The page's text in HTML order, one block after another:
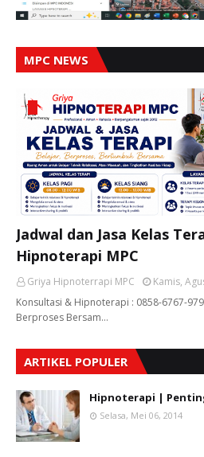
MPC NEWS
Jadwal dan Jasa Kelas
Hipnoterapi MPC
Griya Hipnoterrapi MPC
Kamis,
Konsultasi & Hipnoterapi : 0858-6767-
Berproses Bersam…
ARTIKEL POPULER
Hipnoterapi |
Selasa, Mei 06, 2014